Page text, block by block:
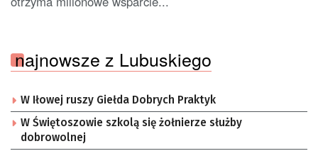
najnowsze z Lubuskiego
W Iłowej ruszy Giełda Dobrych Praktyk
W Świętoszowie szkolą się żołnierze służby
dobrowolnej